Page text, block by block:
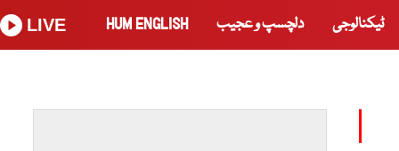
ٹیکنالوجی دلچسپ و عجیب HUM ENGLISH
LIVE